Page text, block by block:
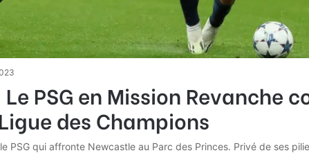
PSG en Mission Revanche
des Champions
PSG qui affronte Newcastle au Parc des Princes. Privé de ses